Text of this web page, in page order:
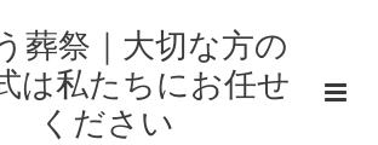
葬祭｜大切な方の
は私たちにお任せ
ください